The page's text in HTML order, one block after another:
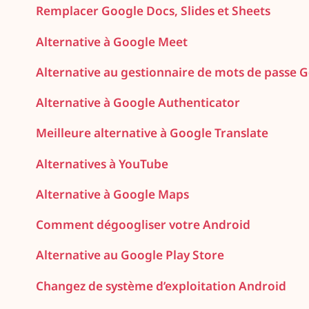
Remplacer Google Docs, Slides et Sheets
Alternative à Google Meet
Alternative au gestionnaire de mots de passe
Alternative à Google Authenticator
Meilleure alternative à Google Translate
Alternatives à YouTube
Alternative à Google Maps
Comment dégoogliser votre Android
Alternative au Google Play Store
Changez de système d’exploitation Android